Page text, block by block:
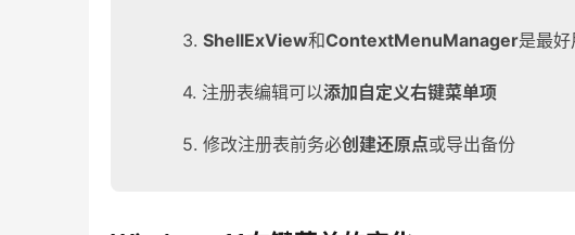
3. ShellExView和ContextMenuManager是最
4. 注册表编辑可以添加自定义右键菜单项
5. 修改注册表前务必创建还原点或导出备份